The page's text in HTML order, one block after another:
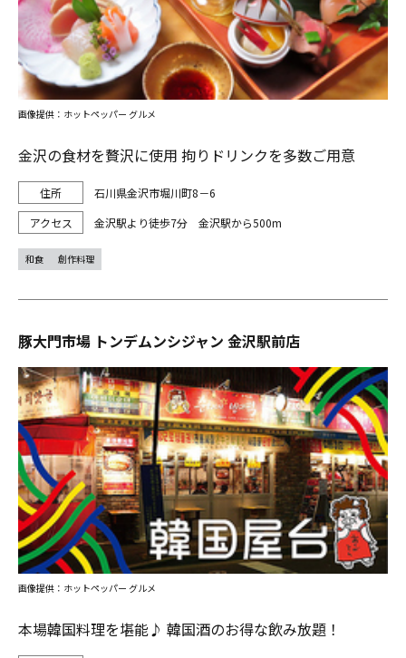
金沢の食材を贅沢に使用 拘りドリンクを多数ご用意
石川県金沢市堀川町8－6
金沢駅より徒歩7分 金沢駅から500m
画像提供：ホットペッパー グルメ
和食 創作料理
豚大門市場 トンデムンシジャン 金沢駅前店
本場韓国料理を堪能♪ 韓国酒のお得な飲み放題！
画像提供：ホットペッパー グルメ